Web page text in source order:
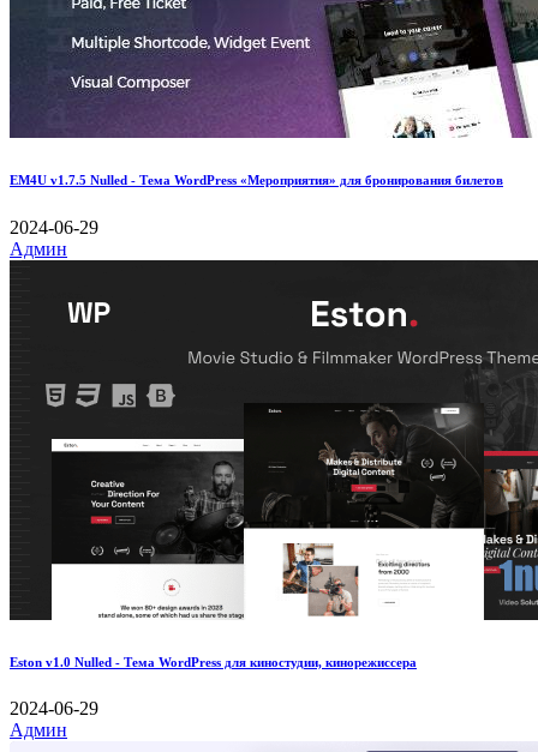
EM4U v1.7.5 Nulled - Тема WordPress «Мероприятия» для бронирования билетов
2024-06-29
Админ
Eston v1.0 Nulled - Тема WordPress для киностудии, кинорежиссера
2024-06-29
Админ